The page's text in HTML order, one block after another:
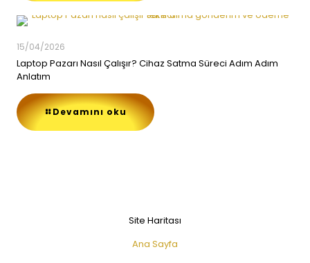
15/04/2026
Laptop Pazarı Nasıl Çalışır? Cihaz Satma Süreci Adım Adım
Anlatım
Devamını oku
Site Haritası
Ana Sayfa